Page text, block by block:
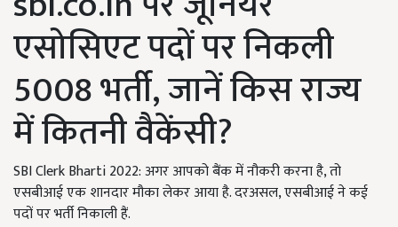
एसोसिएट पदों पर निकली
5008 भर्ती, जानें किस राज्य
में कितनी वैकेंसी?
SBI Clerk Bharti 2022: अगर आपको बैंक में नौकरी करना है, तो
एसबीआई एक शानदार मौका लेकर आया है. दरअसल, एसबीआई ने कई
पदों पर भर्ती निकाली हैं.